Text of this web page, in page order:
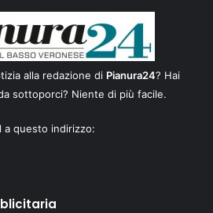
alla redazione di Pianura24? Hai
sottoporci? Niente di più facile.
a questo indirizzo: